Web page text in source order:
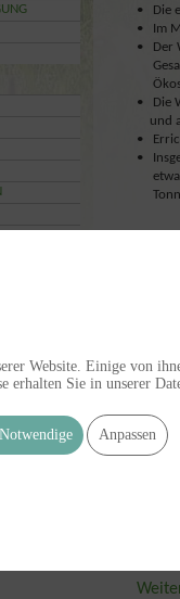
• Die
• Im
• Der
• Die
und
•
•
etwa
•
•
05.08.2026
Website. Einige von
erhalten Sie in unserer
Anpassen